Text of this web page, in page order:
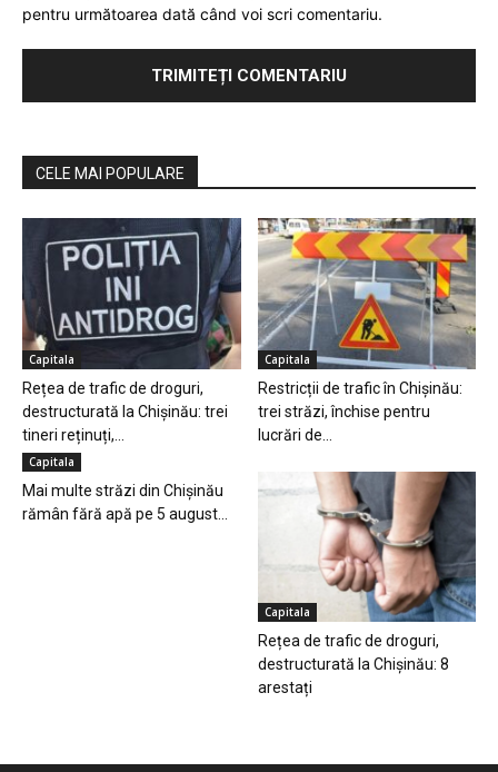
pentru următoarea dată când voi scri comentariu.
CELE MAI POPULARE
Capitala
Rețea de trafic de droguri,
destructurată la Chișinău: trei
tineri reținuți,...
Capitala
Restricții de trafic în Chișinău:
trei străzi, închise pentru
lucrări de...
Capitala
Mai multe străzi din Chișinău
rămân fără apă pe 5 august...
Capitala
Rețea de trafic de droguri,
destructurată la Chișinău: 8
arestați